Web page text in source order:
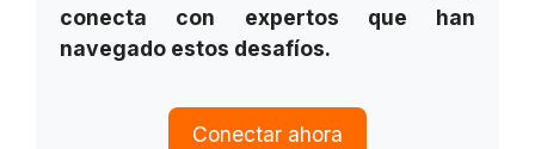
conecta con expertos que han
navegado estos desafíos.
Conectar ahora